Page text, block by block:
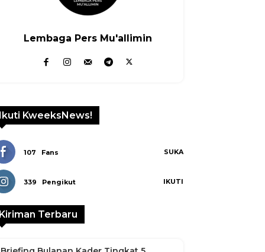
Lembaga Pers Mu'allimin
Ikuti KweeksNews!
107 Fans SUKA
339 Pengikut IKUTI
Kiriman Terbaru